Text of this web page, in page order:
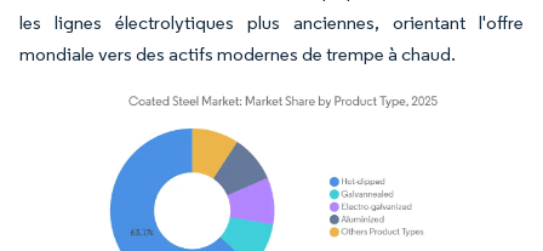
les lignes électrolytiques plus anciennes, orientant l'offre
mondiale vers des actifs modernes de trempe à chaud.